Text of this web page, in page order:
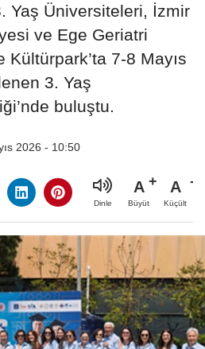
Yaş Üniversiteleri, İzmir
ve Ege Geriatri
7-8 Mayıs
3. Yaş
buluştu.
2026 - 10:50
Dinle
A
Büyüt
A
Küçült